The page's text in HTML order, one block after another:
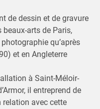
de dessin et de gravure
beaux-arts de Paris,
qu’après
et en Angleterre
à Saint-Méloir-
il entreprend de
relation avec cette